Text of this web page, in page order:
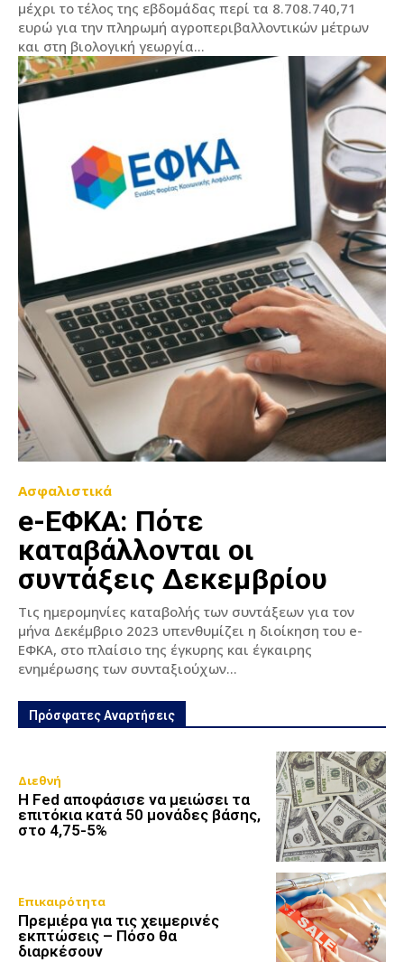
μέχρι το τέλος της εβδομάδας περί τα 8.708.740,71
ευρώ για την πληρωμή αγροπεριβαλλοντικών μέτρων
και στη βιολογική γεωργία...
Ασφαλιστικά
e-ΕΦΚΑ: Πότε
καταβάλλονται οι
συντάξεις Δεκεμβρίου
Τις ημερομηνίες καταβολής των συντάξεων για τον
μήνα Δεκέμβριο 2023 υπενθυμίζει η διοίκηση του e-
ΕΦΚΑ, στο πλαίσιο της έγκυρης και έγκαιρης
ενημέρωσης των συνταξιούχων...
Πρόσφατες Αναρτήσεις
Διεθνή
Η Fed αποφάσισε να μειώσει τα
επιτόκια κατά 50 μονάδες βάσης,
στο 4,75-5%
Επικαιρότητα
Πρεμιέρα για τις χειμερινές
εκπτώσεις – Πόσο θα
διαρκέσουν